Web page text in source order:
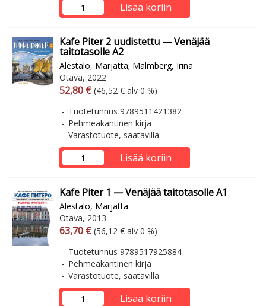
Lisää koriin
Kafe Piter 2 uudistettu — Venäjää
taitotasolle A2
Alestalo, Marjatta; Malmberg, Irina
Otava, 2022
Arvonlisäverollinen hinta
52,80 € Arvonlisäveroton hinta
(46,52 € alv 0 %)
Tuotetunnus 9789511421382
Pehmeäkantinen kirja
Varastotuote, saatavilla
Lisää koriin
Kafe Piter 1 — Venäjää taitotasolle A1
Alestalo, Marjatta
Otava, 2013
Arvonlisäverollinen hinta
63,70 € Arvonlisäveroton hinta
(56,12 € alv 0 %)
Tuotetunnus 9789517925884
Pehmeäkantinen kirja
Varastotuote, saatavilla
Lisää koriin